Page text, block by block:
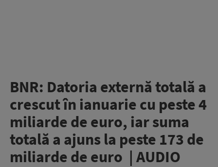
BNR: Datoria externă totală a
crescut în ianuarie cu peste 4
miliarde de euro, iar suma
totală a ajuns la peste 173 de
miliarde de euro | AUDIO